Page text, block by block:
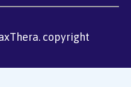
copyright